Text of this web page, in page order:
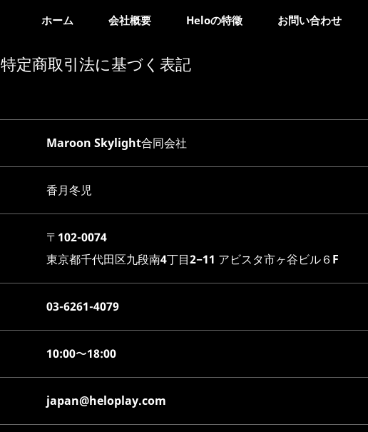
ホーム 会社概要 Heloの特徵 お問い合わせ
特定商取引法に基づく表記
Maroon Skylight合同会社
香月冬児
〒102-0074
東京都千代田区九段南4丁目2−11 アビスタ市ヶ谷ビル６F
03-6261-4079
10:00〜18:00
japan@heloplay.com